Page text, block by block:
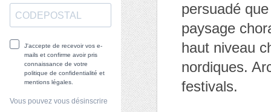
J'accepte de recevoir vos e-
mails et confirme avoir pris
connaissance de votre
politique de confidentialité et
mentions légales.
Vous pouvez vous désinscrire
persuadé
paysage
haut niveau
nordiques.
festivals.